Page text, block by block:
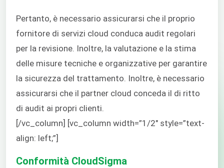
Pertanto, è necessario assicurarsi che il proprio
fornitore di servizi cloud conduca audit regolari
per la revisione. Inoltre, la valutazione e la stima
delle misure tecniche e organizzative per garantire
la sicurezza del trattamento. Inoltre, è necessario
assicurarsi che il partner cloud conceda il di ritto
di audit ai propri clienti.
[/vc_column] [vc_column width=”1/2″ style=”text-
align: left;”]
Conformità CloudSigma